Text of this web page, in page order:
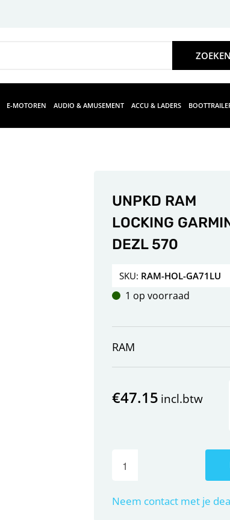
E-MOTOREN AUDIO & AMUSEMENT ACCU & LADERS
UNPKD RAM
LOCKING
DEZL 570
SKU: RAM-HOL-GA71LU
1 op voorraad
RAM
€47.15 incl.btw
Neem contact met je